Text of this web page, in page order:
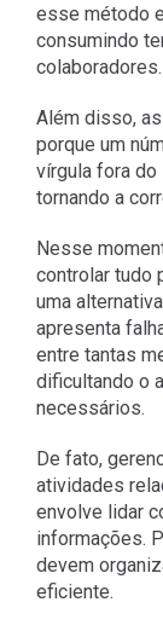
esse método
consumindo
colaboradores.
Além disso,
porque um
vírgula fora do
tornando a
Nesse
controlar tudo
uma
apresenta
entre tantas
dificultando o
necessários.
De fato,
atividades
envolve lidar
informações.
devem
eficiente.